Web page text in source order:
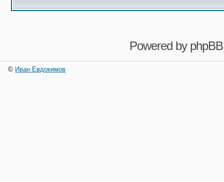
Powered by phpBB
© Иван Евдокимов